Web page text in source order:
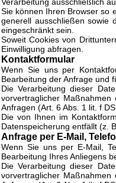
Sie können Ihren Browser so
generell ausschließen sowie
eingeschränkt sein.
Soweit Cookies von
Einwilligung abfragen.
Kontaktformular
Wenn Sie uns per
Bearbeitung der Anfrage und
Die Verarbeitung dieser
vorvertraglicher
Anfragen (Art. 6 Abs. 1 lit. f
Die von Ihnen im
Datenspeicherung entfällt (z.
Anfrage per E-Mail,
Wenn Sie uns per E-Mail,
Bearbeitung Ihres Anliegens
Die Verarbeitung dieser
vorvertraglicher